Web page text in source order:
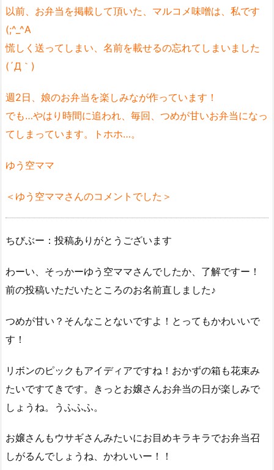
以前、お弁当を掲載して頂いた、マルコメ味噌は、私です
(;^_^A
慌しく送ってしまい、名前を載せるの忘れてしまいました
(´Д｀)
週2日、娘のお弁当を楽しみなが作っています！
でも…やはり時間に追われ、毎回、つめが甘いお弁当になっ
てしまっています。トホホ…。
ゆう空ママ
＜ゆう空ママさんのコメントでした＞
ちびぶー：投稿ありがとうございます
わーい、そっかーゆう空ママさんでしたか、了解ですー！
前の投稿いただいたところのお名前直しました♪
つめが甘い？そんなことないですよ！とってもかわいいで
す！
リボンのピックもアイディアですね！おかずの箱も花束み
たいですてきです。きっとお嬢さんお弁当の日が楽しみで
しょうね。うふふふ。
お嬢さんもウサギさんみたいにお目めキラキラでお弁当召
しがるんでしょうね、かわいいー！！